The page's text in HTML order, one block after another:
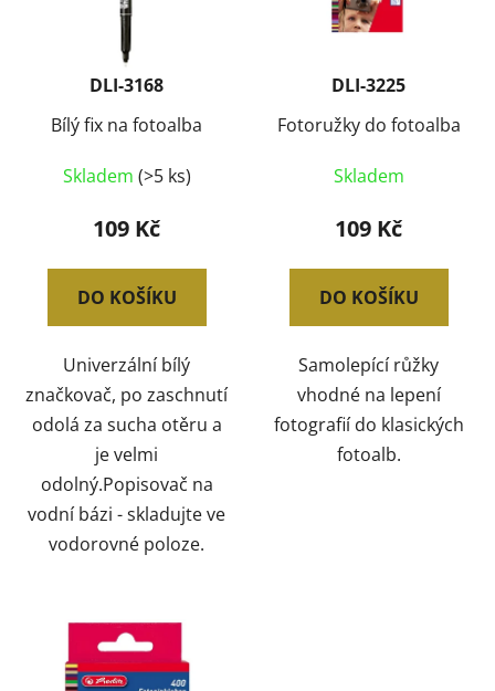
DLI-3168
Bílý fix na fotoalba
Skladem (>5 ks)
109 Kč
DO KOŠÍKU
Univerzální bílý
značkovač, po zaschnutí
odolá za sucha otěru a
je velmi
odolný.Popisovač na
vodní bázi - skladujte ve
vodorovné poloze.
DLI-3225
Fotoružky do fotoalba
Skladem
109 Kč
DO KOŠÍKU
Samolepící růžky
vhodné na lepení
fotografií do klasických
fotoalb.